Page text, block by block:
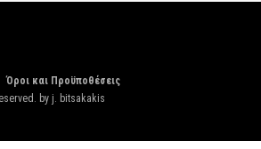
Όροι και Προϋποθέσεις
by j. bitsakakis